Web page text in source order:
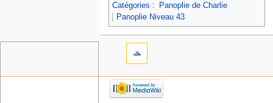
Catégories :
Panoplie de Charlie
Panoplie Niveau 43